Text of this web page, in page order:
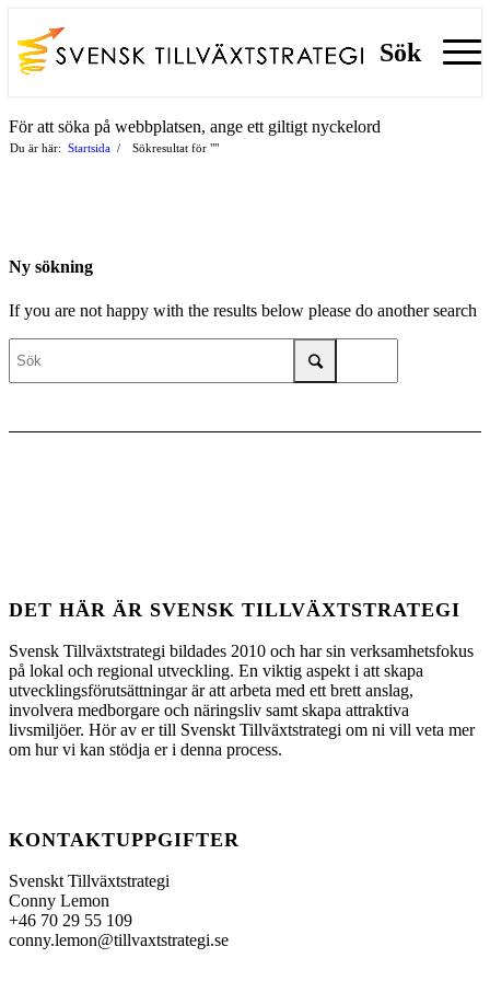
Sök
För att söka på webbplatsen, ange ett giltigt nyckelord
Du är här: Startsida / Sökresultat för ""
Ny sökning
If you are not happy with the results below please do another search
DET HÄR ÄR SVENSK TILLVÄXTSTRATEGI
Svensk Tillväxtstrategi bildades 2010 och har sin verksamhetsfokus
på lokal och regional utveckling. En viktig aspekt i att skapa
utvecklingsförutsättningar är att arbeta med ett brett anslag,
involvera medborgare och näringsliv samt skapa attraktiva
livsmiljöer. Hör av er till Svenskt Tillväxtstrategi om ni vill veta mer
om hur vi kan stödja er i denna process.
KONTAKTUPPGIFTER
Svenskt Tillväxtstrategi
Conny Lemon
+46 70 29 55 109
conny.lemon@tillvaxtstrategi.se